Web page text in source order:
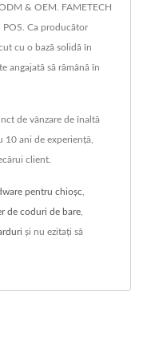
& OEM. FAMETECH
POS. Ca producător
cu o bază solidă în
angajată să rămână în
de vânzare de înaltă
10 ani de experiență,
client.
pentru chioșc
de coduri de bare
și nu ezitați să